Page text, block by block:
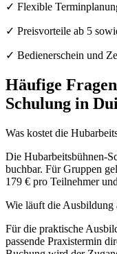
✓ Flexible
✓ Preisvorteile ab 5
✓ Bedienerschein und
Häufige
Schulung in
Was kostet die
Die Hubarbeitsbühnen-
buchbar. Für Gruppen
179 € pro Teilnehmer
Wie läuft die Ausbildung
Für die praktische
passende Praxistermin